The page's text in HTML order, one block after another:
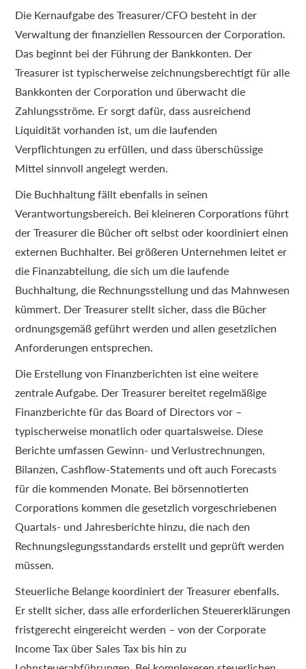
Die Kernaufgabe des Treasurer/CFO besteht in der
Verwaltung der finanziellen Ressourcen der Corporation.
Das beginnt bei der Führung der Bankkonten. Der
Treasurer ist typischerweise zeichnungsberechtigt für alle
Bankkonten der Corporation und überwacht die
Zahlungsströme. Er sorgt dafür, dass ausreichend
Liquidität vorhanden ist, um die laufenden
Verpflichtungen zu erfüllen, und dass überschüssige
Mittel sinnvoll angelegt werden.
Die Buchhaltung fällt ebenfalls in seinen
Verantwortungsbereich. Bei kleineren Corporations führt
der Treasurer die Bücher oft selbst oder koordiniert einen
externen Buchhalter. Bei größeren Unternehmen leitet er
die Finanzabteilung, die sich um die laufende
Buchhaltung, die Rechnungsstellung und das Mahnwesen
kümmert. Der Treasurer stellt sicher, dass die Bücher
ordnungsgemäß geführt werden und allen gesetzlichen
Anforderungen entsprechen.
Die Erstellung von Finanzberichten ist eine weitere
zentrale Aufgabe. Der Treasurer bereitet regelmäßige
Finanzberichte für das Board of Directors vor –
typischerweise monatlich oder quartalsweise. Diese
Berichte umfassen Gewinn- und Verlustrechnungen,
Bilanzen, Cashflow-Statements und oft auch Forecasts
für die kommenden Monate. Bei börsennotierten
Corporations kommen die gesetzlich vorgeschriebenen
Quartals- und Jahresberichte hinzu, die nach den
Rechnungslegungsstandards erstellt und geprüft werden
müssen.
Steuerliche Belange koordiniert der Treasurer ebenfalls.
Er stellt sicher, dass alle erforderlichen Steuererklärungen
fristgerecht eingereicht werden – von der Corporate
Income Tax über Sales Tax bis hin zu